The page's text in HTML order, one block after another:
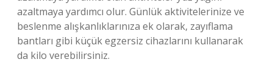
azaltmaya yardımcı olur. Günlük aktivitelerinize ve
beslenme alışkanlıklarınıza ek olarak, zayıflama
bantları gibi küçük egzersiz cihazlarını kullanarak
da kilo verebilirsiniz.